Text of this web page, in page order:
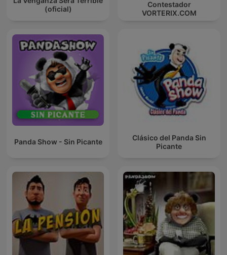
(oficial)
Contestador
VORTERIX.COM
Panda Show - Sin Picante
Clásico del Panda Sin
Picante